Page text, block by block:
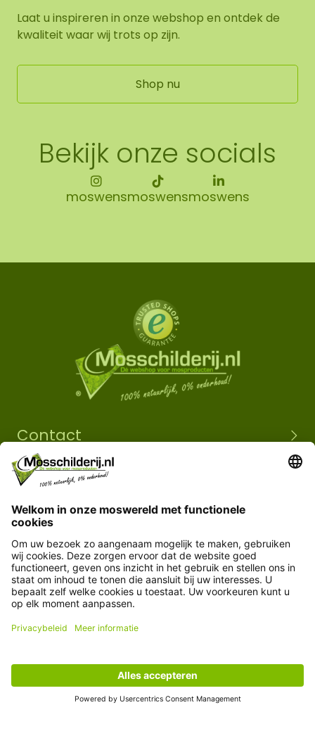
Laat u inspireren in onze webshop en ontdek de
kwaliteit waar wij trots op zijn.
Shop nu
Bekijk onze socials
moswensmoswensmoswens
Contact
info@mosschilderij.nl
Route naar mos-showroom
Mosschilderij BV
5721 VH Asten
Klantenservice
Informatie